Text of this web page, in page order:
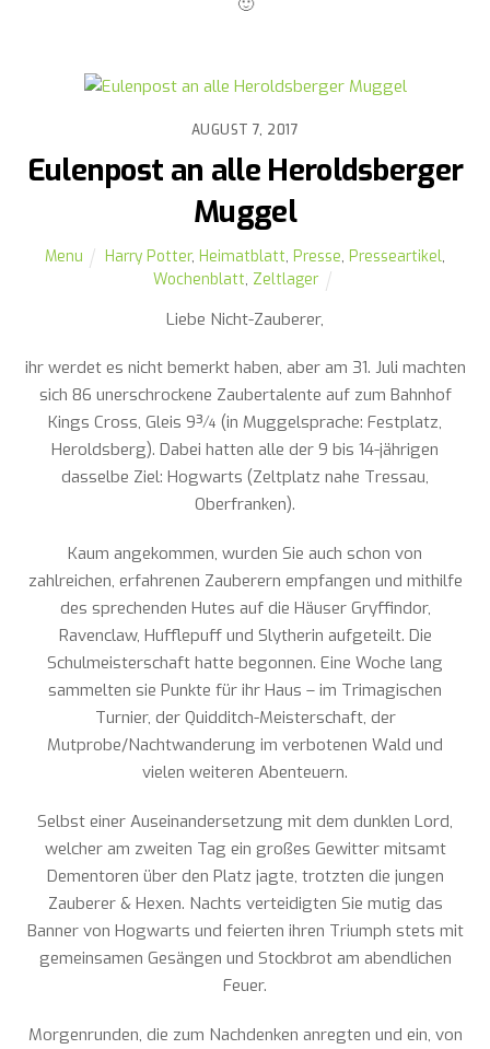
AUGUST 7, 2017
Eulenpost an alle Heroldsberger
Muggel
Menu Harry Potter,Heimatblatt,Presse,Presseartikel,
Wochenblatt, Zeltlager
Liebe Nicht-Zauberer,
ihr werdet es nicht bemerkt haben, aber am 31. Juli machten
sich 86 unerschrockene Zaubertalente auf zum Bahnhof
Kings Cross, Gleis 9¾ (in Muggelsprache: Festplatz,
Heroldsberg). Dabei hatten alle der 9 bis 14-jährigen
dasselbe Ziel: Hogwarts (Zeltplatz nahe Tressau,
Oberfranken).
Kaum angekommen, wurden Sie auch schon von
zahlreichen, erfahrenen Zauberern empfangen und mithilfe
des sprechenden Hutes auf die Häuser Gryffindor,
Ravenclaw, Hufflepuff und Slytherin aufgeteilt. Die
Schulmeisterschaft hatte begonnen. Eine Woche lang
sammelten sie Punkte für ihr Haus – im Trimagischen
Turnier, der Quidditch-Meisterschaft, der
Mutprobe/Nachtwanderung im verbotenen Wald und
vielen weiteren Abenteuern.
Selbst einer Auseinandersetzung mit dem dunklen Lord,
welcher am zweiten Tag ein großes Gewitter mitsamt
Dementoren über den Platz jagte, trotzten die jungen
Zauberer & Hexen. Nachts verteidigten Sie mutig das
Banner von Hogwarts und feierten ihren Triumph stets mit
gemeinsamen Gesängen und Stockbrot am abendlichen
Feuer.
Morgenrunden, die zum Nachdenken anregten und ein, von